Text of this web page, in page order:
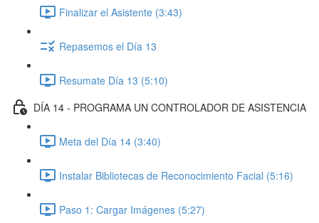
Finalizar el Asistente (3:43)
Repasemos el Día 13
Resumate Día 13 (5:10)
DÍA 14 - PROGRAMA UN CONTROLADOR DE ASISTENCIA
Meta del Día 14 (3:40)
Instalar Bibliotecas de Reconocimiento Facial (5:16)
Paso 1: Cargar Imágenes (5:27)